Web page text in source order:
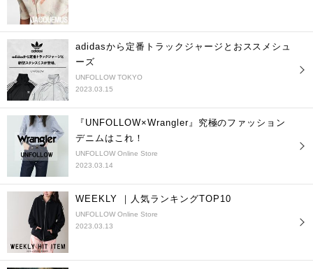
adidasから定番トラックジャージとおススメシュ
ーズ
UNFOLLOW TOKYO
2023.03.15
『UNFOLLOW×Wrangler』究極のファッション
デニムはこれ！
UNFOLLOW Online Store
2023.03.14
WEEKLY ｜人気ランキングTOP10
UNFOLLOW Online Store
2023.03.13